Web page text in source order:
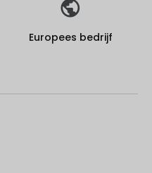
Europees bedrijf